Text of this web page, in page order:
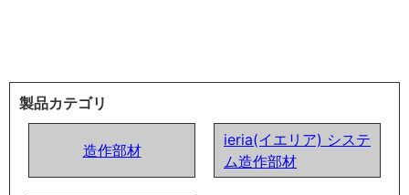
製品カテゴリ
造作部材
ieria(イエリア) システ
ム造作部材